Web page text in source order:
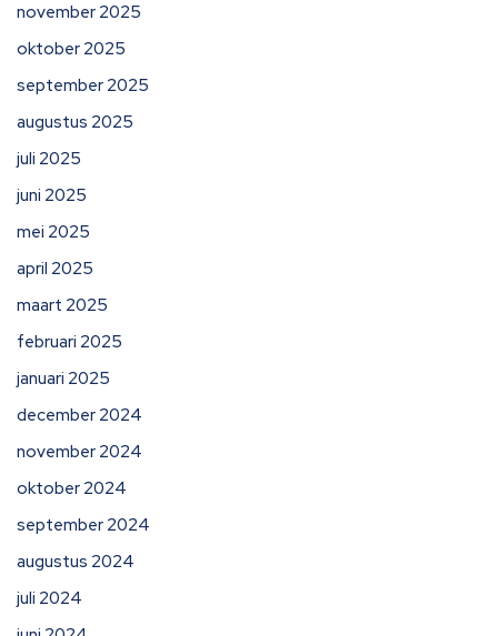
november 2025
oktober 2025
september 2025
augustus 2025
juli 2025
juni 2025
mei 2025
april 2025
maart 2025
februari 2025
januari 2025
december 2024
november 2024
oktober 2024
september 2024
augustus 2024
juli 2024